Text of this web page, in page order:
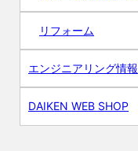
リフォーム
エンジニアリング情報
DAIKEN WEB SHOP